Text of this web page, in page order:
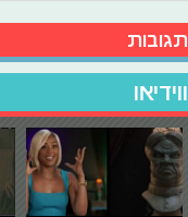
תגובות
ווידיאו